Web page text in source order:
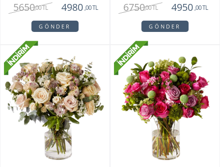
5650,00 TL 4980 ,00 TL
GÖNDER
6750,00 TL 4950 ,00 TL
GÖNDER